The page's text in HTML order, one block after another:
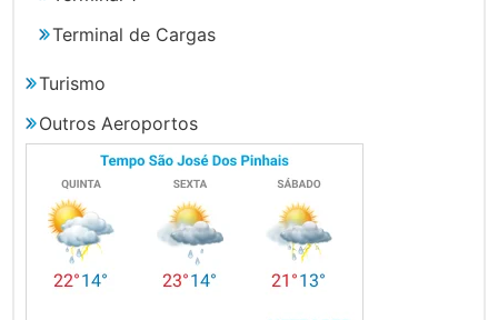
Terminal de Cargas
Turismo
Outros Aeroportos